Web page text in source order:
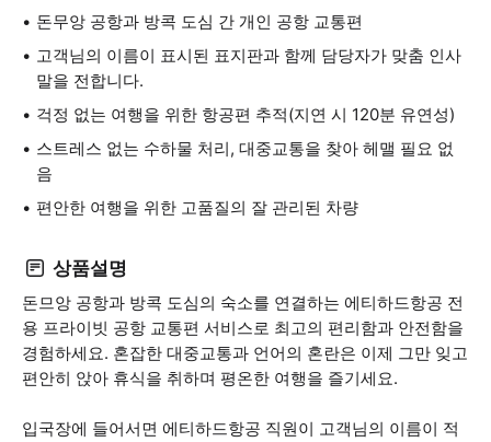
돈무앙 공항과 방콕 도심 간 개인 공항 교통편
고객님의 이름이 표시된 표지판과 함께 담당자가 맞춤 인사
말을 전합니다.
걱정 없는 여행을 위한 항공편 추적(지연 시 120분 유연성)
스트레스 없는 수하물 처리, 대중교통을 찾아 헤맬 필요 없
음
편안한 여행을 위한 고품질의 잘 관리된 차량
상품설명
돈므앙 공항과 방콕 도심의 숙소를 연결하는 에티하드항공 전
용 프라이빗 공항 교통편 서비스로 최고의 편리함과 안전함을
경험하세요. 혼잡한 대중교통과 언어의 혼란은 이제 그만 잊고
편안히 앉아 휴식을 취하며 평온한 여행을 즐기세요.
입국장에 들어서면 에티하드항공 직원이 고객님의 이름이 적